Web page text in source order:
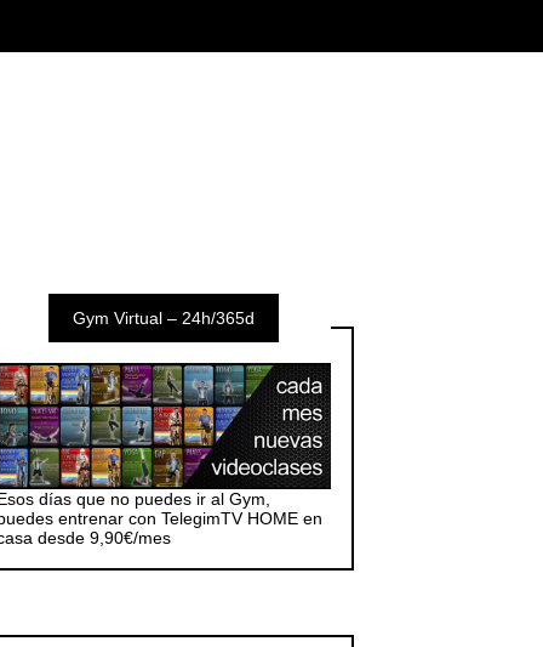
Gym Virtual – 24h/365d
días que no puedes ir al Gym,
entrenar con TelegimTV HOME en
desde 9,90€/mes